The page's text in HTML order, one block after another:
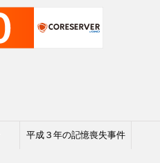
平成３年の記憶喪失事件